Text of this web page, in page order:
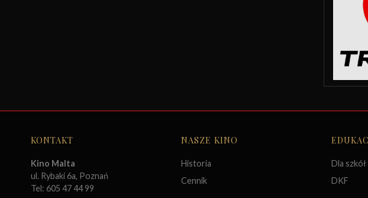
KONTAKT
Kino Malta
ul. Rybaki 6a, Poznań
Tel: 605 47 44 99
NASZE KINO
Historia
Cennik
Dla szkół
DKF